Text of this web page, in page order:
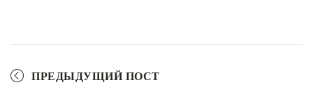
ПРЕДЫДУЩИЙ ПОСТ